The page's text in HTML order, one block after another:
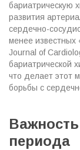
бариатрическую
развития
сердечно-
менее известных
Journal of
бариатрической
что делает этот
борьбы с
периода